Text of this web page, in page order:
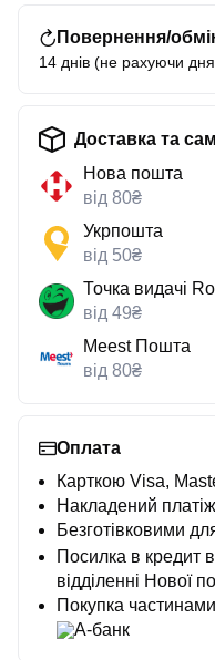
Повернення/
14 днів (не рахуючи
Доставка та
Нова пошта
від 80₴
Укрпошта
від 50₴
Точка видачі
від 49₴
Meest Пошта
від 80₴
Оплата
Карткою Visa,
Накладений платіж
Безготівковими
Посилка в кредит
відділенні Нової
Покупка
А-банк